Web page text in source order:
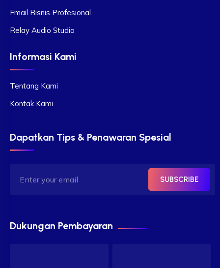
Email Bisnis Profesional
Relay Audio Studio
Informasi Kami
Tentang Kami
Kontak Kami
Dapatkan Tips & Penawaran Spesial
SUBSCRIBE
Dukungan Pembayaran